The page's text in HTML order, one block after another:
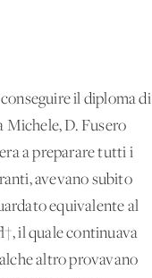
il diploma di
Michele, D. Fusero
a preparare tutti i
avevano subito
equivalente al
il quale continuava
altro provavano